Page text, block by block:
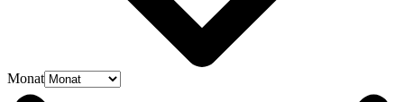
Monat